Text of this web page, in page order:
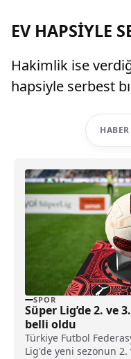
EV HAPSİYLE
Hakimlik ise
hapsiyle serbest
SPOR
Süper Lig’de 2. ve
belli oldu
Türkiye Futbol
Lig'de yeni sezonun 2.